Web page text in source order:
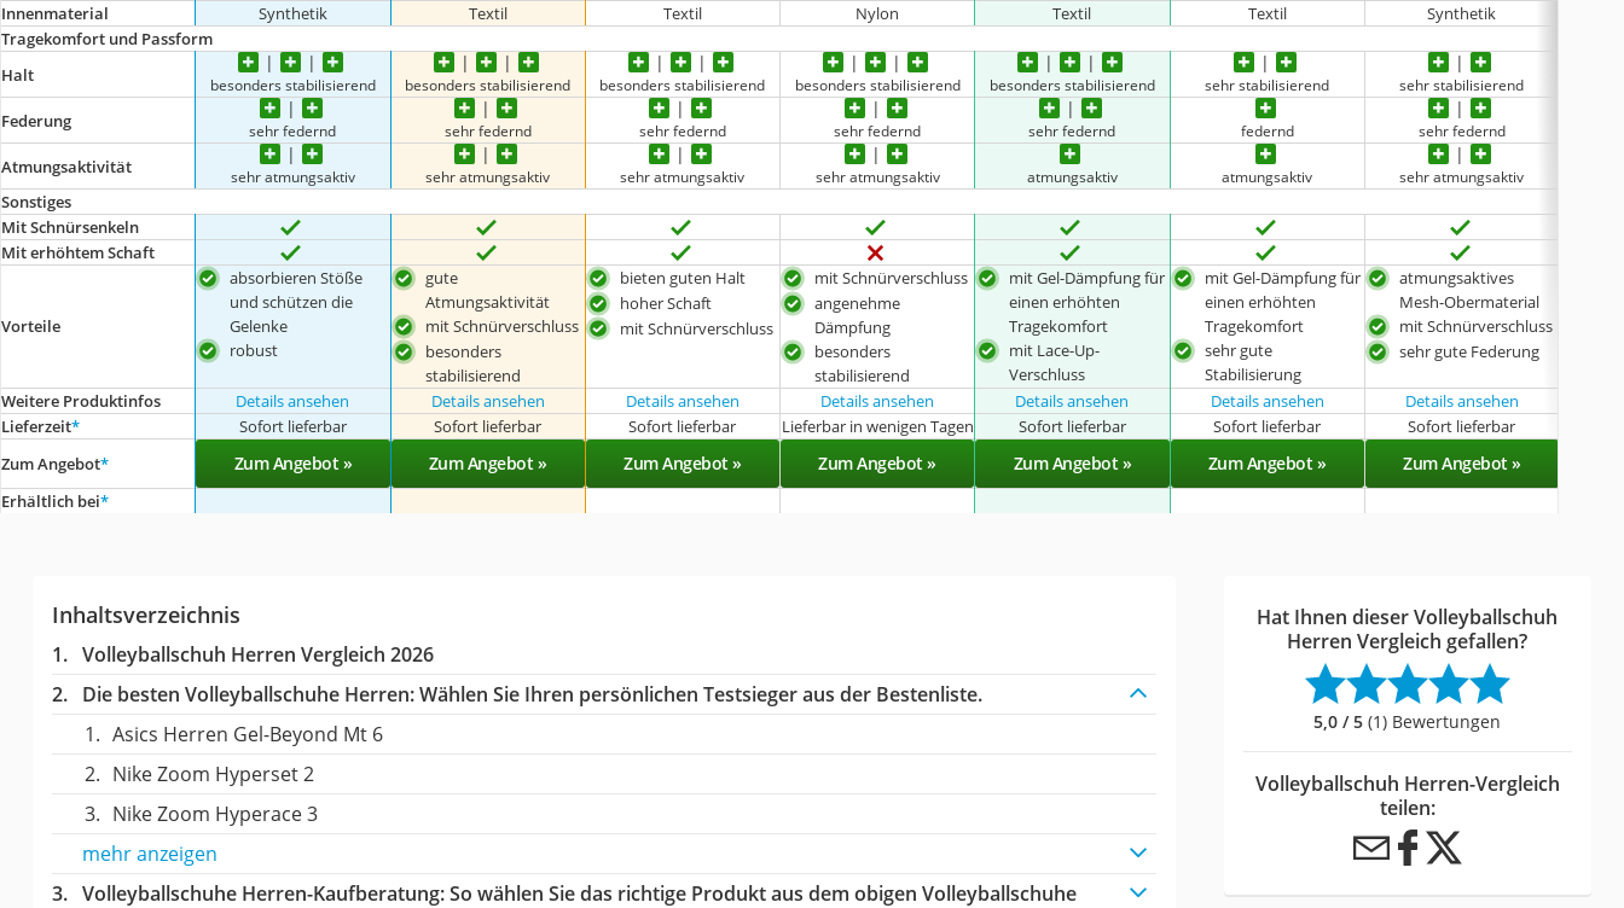
Innenmaterial
Synthetik Textil Textil Nylon Textil Textil Synthetik
Tragekomfort und Passform
Halt
besonders stabilisierend besonders stabilisierend besonders stabilisierend besonders stabilisierend besonders stabilisierend sehr stabilisierend sehr stabilisierend
Federung sehr federnd sehr federnd sehr federnd sehr federnd sehr federnd federnd sehr federnd
Atmungsaktivität sehr atmungsaktiv sehr atmungsaktiv sehr atmungsaktiv sehr atmungsaktiv atmungsaktiv atmungsaktiv sehr atmungsaktiv
Sonstiges
Mit Schnürsenkeln
Mit erhöhtem Schaft
Vorteile
absorbieren Stöße
und schützen die
Gelenke
robust
gute
Atmungsaktivität
mit Schnürverschluss
besonders
stabilisierend
bieten guten Halt
hoher Schaft
mit Schnürverschluss
mit Schnürverschluss
angenehme
Dämpfung
besonders
stabilisierend
mit Gel-Dämpfung für
einen erhöhten
Tragekomfort
mit Lace-Up-
Verschluss
mit Gel-Dämpfung für
einen erhöhten
Tragekomfort
sehr gute
Stabilisierung
atmungsaktives
Mesh-Obermaterial
mit Schnürverschluss
sehr gute Federung
Weitere Produktinfos Details ansehen Details ansehen Details ansehen Details ansehen Details ansehen Details ansehen
Details ansehen
Lieferzeit* Sofort lieferbar Sofort lieferbar Sofort lieferbar Lieferbar in wenigen Tagen Sofort lieferbar Sofort lieferbar Sofort lieferbar
Zum Angebot* Zum Angebot » Zum Angebot » Zum Angebot » Zum Angebot » Zum Angebot » Zum Angebot » Zum Angebot »
Erhältlich bei*
Inhaltsverzeichnis
Volleyballschuh Herren Vergleich 2026
Die besten Volleyballschuhe Herren:Wählen Sie Ihren persönlichen Testsieger aus der Bestenliste.
Asics Herren Gel-Beyond Mt 6
Nike Zoom Hyperset 2
Nike Zoom Hyperace 3
mehr anzeigen
Volleyballschuhe Herren-Kaufberatung: So wählen Sie das richtige Produkt aus dem obigen Volleyballschuhe
Hat Ihnen dieser Volleyballschuh
Herren Vergleich gefallen?
5,0 / 5 (1) Bewertungen
Volleyballschuh Herren-Vergleich
teilen: